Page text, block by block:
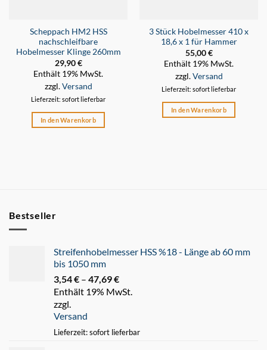
Scheppach HM2 HSS
nachschleifbare
Hobelmesser Klinge 260mm
29,90€
Enthält 19% MwSt.
zzgl.Versand
Lieferzeit: sofort lieferbar
In den Warenkorb
3 Stück Hobelmesser 410 x
18,6 x 1 für Hammer
55,00€
Enthält 19% MwSt.
zzgl.Versand
Lieferzeit: sofort lieferbar
In den Warenkorb
Bestseller
Streifenhobelmesser HSS %18 - Länge ab 60 mm
bis 1050 mm
3,54€ – 47,69€
3,54 €
Enthält 19% MwSt.
zzgl.
Versand
Lieferzeit: sofort lieferbar